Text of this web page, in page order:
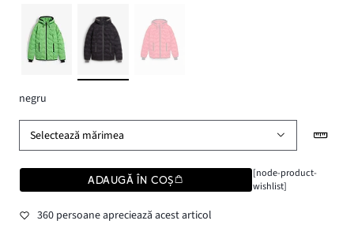
negru
Selectează mărimea
ADAUGĂ ÎN COȘ
[node-product-
wishlist]
360 persoane apreciează acest articol